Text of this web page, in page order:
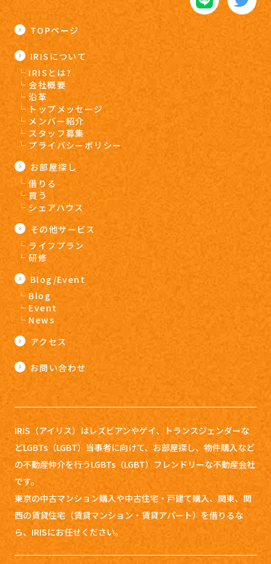
TOPページ
IRISについて
IRISとは?
会社概要
沿革
トップメッセージ
メンバー紹介
スタッフ募集
プライバシーポリシー
お部屋探し
借りる
買う
シェアハウス
その他サービス
ライフプラン
研修
Blog/Event
Blog
Event
News
アクセス
お問い合わせ
IRIS（アイリス）はレズビアンやゲイ、トランスジェンダーな
どLGBTs（LGBT）当事者に向けて、お部屋探し、 物件購入など
の不動産仲介を行うLGBTs（LGBT）フレンドリーな不動産会社
です。
東京の中古マンション購入や中古住宅・戸建て購入、関東、関
西の賃貸住宅（賃貸マンション・賃貸アパート）を借りるな
ら、IRISにお任せください。